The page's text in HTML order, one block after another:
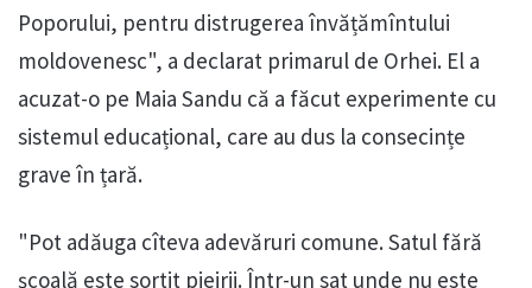
Poporului, pentru distrugerea învățămîntului
moldovenesc", a declarat primarul de Orhei. El a
acuzat-o pe Maia Sandu că a făcut experimente cu
sistemul educațional, care au dus la consecințe
grave în țară.
"Pot adăuga cîteva adevăruri comune. Satul fără
școală este sortit pieirii. Într-un sat unde nu este